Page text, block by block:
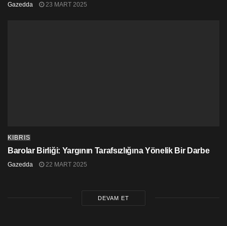
Gazedda 23 MART 2025
KIBRIS
Barolar Birliği: Yargının Tarafsızlığına Yönelik Bir Darbe
Gazedda 22 MART 2025
DEVAM ET